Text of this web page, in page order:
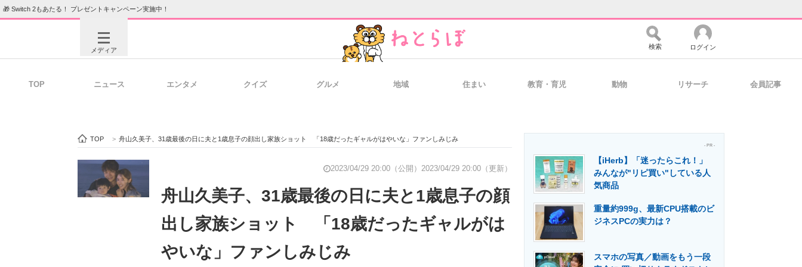
🎁 Switch 2もあたる！ プレゼントキャンペーン実施中！
メディア
ビジネスと働き方のヒント 経営リーダーのコミュニティ マーケ×ITの今がよく分かる
ITエンジニア向け専門サイト 企業向けIT製品の総合サイト IT製品の技術・比較・事例 製造業のIT導入・活用を支援
検索 ログイン
TOP ニュース エンタメ クイズ グルメ 地域 住まい 教育・育児 動物 リサーチ 会員記事
TOP > 舟山久美子、31歳最後の日に夫と1歳息子の顔出し家族ショット 「18歳だったギャルがはやいな」ファンしみじみ
2023/04/29 20:00（公開） 2023/04/29 20:00（更新）
舟山久美子、31歳最後の日に夫と1歳息子の顔
出し家族ショット 「18歳だったギャルがは
やいな」ファンしみじみ
- PR -
【iHerb】「迷ったらこれ！」
みんなが"リピ買い"している人
気商品
重量約999g、最新CPU搭載のビ
ジネスPCの実力は？
スマホの写真／動画をもう一段